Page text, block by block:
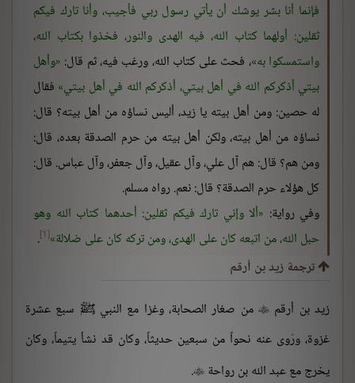
فإنما أنا بشر يوشك أن يأتي رسول ربي فأجيب، وأنا تارك فيكم
ثقلين: أولهما كتاب الله، فيه الهدى والنور، فخذوا بكتاب الله،
واستمسكوا به ، فحث على كتاب الله، ورغب فيه، ثم قال: وأهل
بيتي أذكركم الله في أهل بيتي، أذكركم الله في أهل بيتي فقال
له حصين: ومن أهل بيته يا زيد، أليس نساؤه من أهل بيته؟ قال:
نساؤه من أهل بيته، ولكن أهل بيته من حرم الصدقة بعده، قال:
ومن هم؟ قال: هم آل علي، وآل عقيل، وآل جعفر، وآل عباس. قال:
كل هؤلاء حرم الصدقة؟ قال: نعم. رواه مسلم.
وفي رواية: ألا وإني تارك فيكم ثقلين: أحدهما كتاب الله وهو
حبل الله، من اتبعه كان على الهدى، ومن تركه كان على ضلالة [1]
.
ترجمة زيد بن أرقم
زيد بن أرقم  من صغار الصحابة، وغزا مع النبي ﷺ سبع عشرة
غزوة، ورَوى عنه نحواً من سبعين حديثاً، وكان قد نشأ يتيماً، وكان
يخرج مع عبد الله بن رواحة 
.